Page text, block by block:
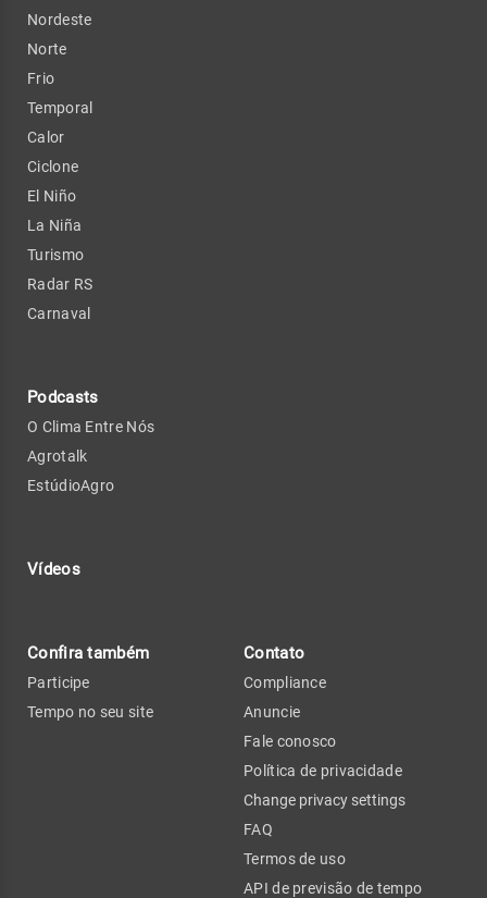
Nordeste
Norte
Frio
Temporal
Calor
Ciclone
El Niño
La Niña
Turismo
Radar RS
Carnaval
Podcasts
O Clima Entre Nós
Agrotalk
EstúdioAgro
Vídeos
Confira também
Participe
Tempo no seu site
Contato
Compliance
Anuncie
Fale conosco
Política de privacidade
Change privacy settings
FAQ
Termos de uso
API de previsão de tempo